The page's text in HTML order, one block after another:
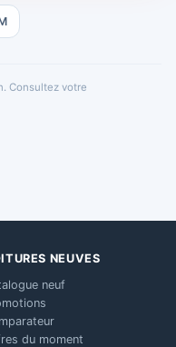
Consultez votre
NEUVES
neuf
du moment